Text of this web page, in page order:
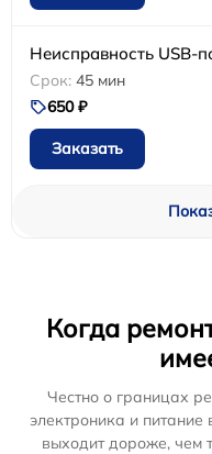
Неисправность USB-
45 мин
650 ₽
Заказать
Когда
Честно о границах
электроника и
выходит дороже, чем